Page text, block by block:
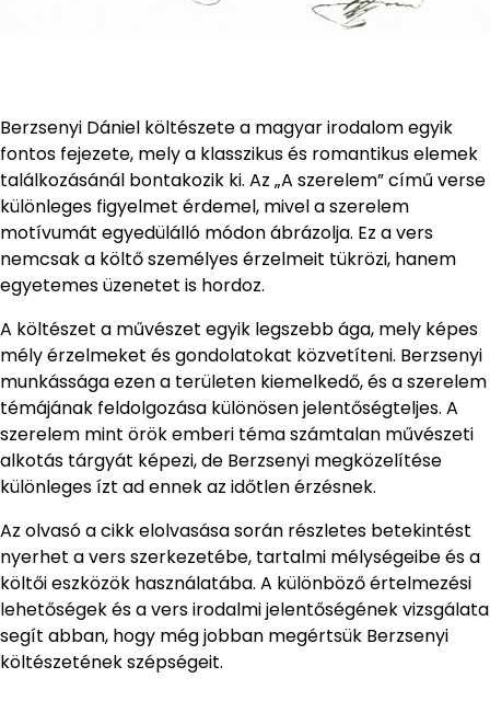
Berzsenyi Dániel költészete a magyar irodalom egyik
fontos fejezete, mely a klasszikus és romantikus elemek
találkozásánál bontakozik ki. Az „A szerelem” című verse
különleges figyelmet érdemel, mivel a szerelem
motívumát egyedülálló módon ábrázolja. Ez a vers
nemcsak a költő személyes érzelmeit tükrözi, hanem
egyetemes üzenetet is hordoz.
A költészet a művészet egyik legszebb ága, mely képes
mély érzelmeket és gondolatokat közvetíteni. Berzsenyi
munkássága ezen a területen kiemelkedő, és a szerelem
témájának feldolgozása különösen jelentőségteljes. A
szerelem mint örök emberi téma számtalan művészeti
alkotás tárgyát képezi, de Berzsenyi megközelítése
különleges ízt ad ennek az időtlen érzésnek.
Az olvasó a cikk elolvasása során részletes betekintést
nyerhet a vers szerkezetébe, tartalmi mélységeibe és a
költői eszközök használatába. A különböző értelmezési
lehetőségek és a vers irodalmi jelentőségének vizsgálata
segít abban, hogy még jobban megértsük Berzsenyi
költészetének szépségeit.